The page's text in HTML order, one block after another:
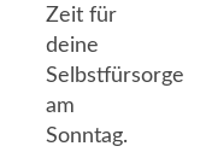
Zeit für
deine
Selbstfürsorge
am
Sonntag.